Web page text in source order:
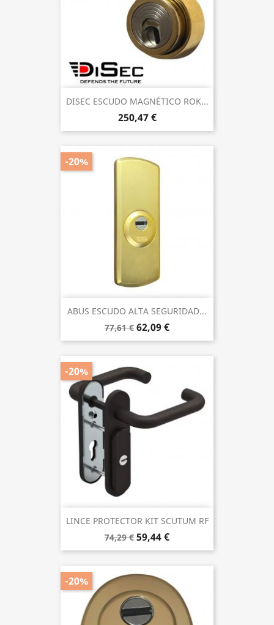
DISEC ESCUDO MAGNÉTICO ROK...
250,47 €
ABUS ESCUDO ALTA SEGURIDAD...
77,61 € 62,09 €
-20%
LINCE PROTECTOR KIT SCUTUM RF
74,29 € 59,44 €
-20%
-20%